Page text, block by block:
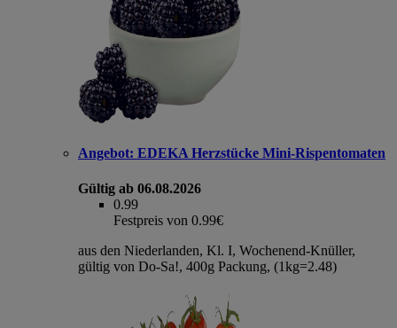
Angebot: EDEKA Herzstücke Mini-Rispentomaten
Gültig ab 06.08.2026
0.99
Festpreis von 0.99€
aus den Niederlanden, Kl. I, Wochenend-Knüller,
gültig von Do-Sa!, 400g Packung, (1kg=2.48)